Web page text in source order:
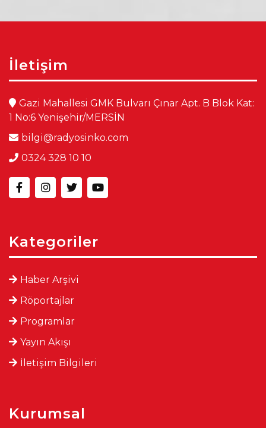
İletişim
Gazi Mahallesi GMK Bulvarı Çınar Apt. B Blok Kat:
1 No:6 Yenişehir/MERSİN
bilgi@radyosinko.com
0324 328 10 10
Kategoriler
Haber Arşivi
Röportajlar
Programlar
Yayın Akışı
İletişim Bilgileri
Kurumsal